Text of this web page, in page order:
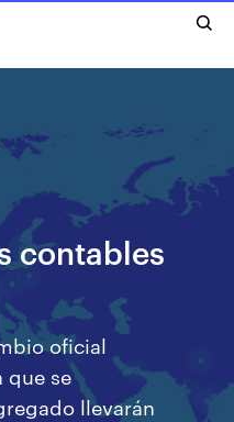
contables
oficial
que se
llevarán